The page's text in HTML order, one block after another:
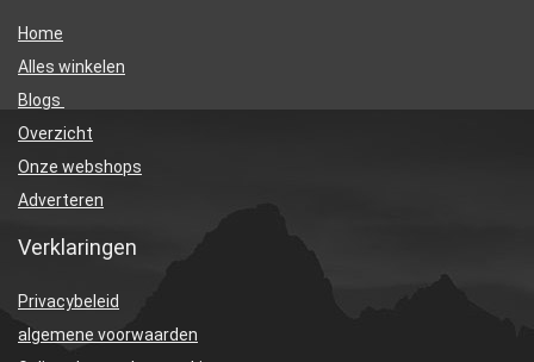
Home
Alles winkelen
Blogs
Overzicht
Onze webshops
Adverteren
Verklaringen
Privacybeleid
algemene voorwaarden